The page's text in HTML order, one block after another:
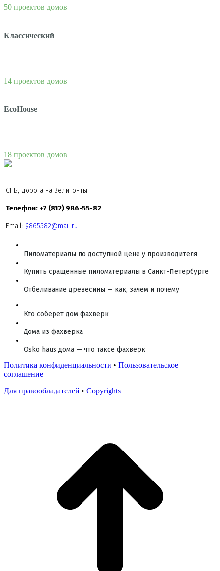
50 проектов домов
Классический
14 проектов домов
EcoHouse
18 проектов домов
СПБ, дорога на Велигонты
Телефон: +7 (812) 986-55-82
Email: 9865582@mail.ru
Пиломатериалы по доступной цене у производителя
Купить сращенные пиломатериалы в Санкт-Петербурге
Отбеливание древесины — как, зачем и почему
Кто соберет дом фахверк
Дома из фахверка
Osko haus дома — что такое фахверк
Политика конфиденциальности • Пользовательское
соглашение
Для правообладателей • Copyrights